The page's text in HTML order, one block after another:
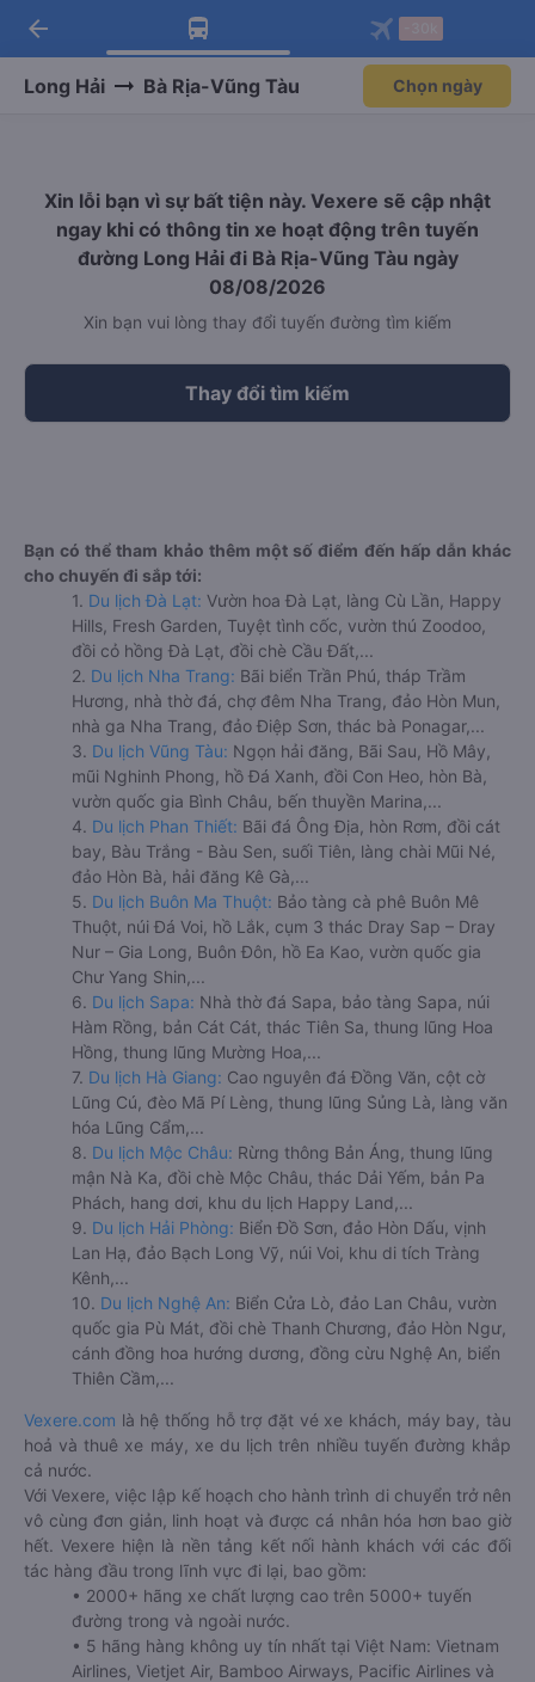
Tải app Vexere ngay!
Nhận ưu đãi thành viên độc
Mở app
Tải app Vexere
-30k/ghế khi đặt vé máy bay qua
Mở app
arrow_back
Long Hải Bà Rịa-Vũng Tàu Chọn ngày
Xin lỗi bạn vì sự bất tiện này. Vexere sẽ cập nhật
ngay khi có thông tin xe hoạt động trên tuyến
đường Long Hải đi Bà Rịa-Vũng Tàu ngày
08/08/2026
Xin bạn vui lòng thay đổi tuyến đường tìm kiếm
Thay đổi tìm kiếm
Bạn có thể tham khảo thêm một số điểm đến hấp dẫn khác
cho chuyến đi sắp tới:
1. Du lịch Đà Lạt: Vườn hoa Đà Lạt, làng Cù Lần, Happy
Hills, Fresh Garden, Tuyệt tình cốc, vườn thú Zoodoo,
đồi cỏ hồng Đà Lạt, đồi chè Cầu Đất,...
2. Du lịch Nha Trang: Bãi biển Trần Phú, tháp Trầm
Hương, nhà thờ đá, chợ đêm Nha Trang, đảo Hòn Mun,
nhà ga Nha Trang, đảo Điệp Sơn, thác bà Ponagar,...
3. Du lịch Vũng Tàu: Ngọn hải đăng, Bãi Sau, Hồ Mây,
mũi Nghinh Phong, hồ Đá Xanh, đồi Con Heo, hòn Bà,
vườn quốc gia Bình Châu, bến thuyền Marina,...
4. Du lịch Phan Thiết: Bãi đá Ông Địa, hòn Rơm, đồi cát
bay, Bàu Trắng - Bàu Sen, suối Tiên, làng chài Mũi Né,
đảo Hòn Bà, hải đăng Kê Gà,...
5. Du lịch Buôn Ma Thuột: Bảo tàng cà phê Buôn Mê
Thuột, núi Đá Voi, hồ Lắk, cụm 3 thác Dray Sap – Dray
Nur – Gia Long, Buôn Đôn, hồ Ea Kao, vườn quốc gia
Chư Yang Shin,...
6. Du lịch Sapa: Nhà thờ đá Sapa, bảo tàng Sapa, núi
Hàm Rồng, bản Cát Cát, thác Tiên Sa, thung lũng Hoa
Hồng, thung lũng Mường Hoa,...
7. Du lịch Hà Giang: Cao nguyên đá Đồng Văn, cột cờ
Lũng Cú, đèo Mã Pí Lèng, thung lũng Sủng Là, làng văn
hóa Lũng Cẩm,...
8. Du lịch Mộc Châu: Rừng thông Bản Áng, thung lũng
mận Nà Ka, đồi chè Mộc Châu, thác Dải Yếm, bản Pa
Phách, hang dơi, khu du lịch Happy Land,...
9. Du lịch Hải Phòng: Biển Đồ Sơn, đảo Hòn Dấu, vịnh
Lan Hạ, đảo Bạch Long Vỹ, núi Voi, khu di tích Tràng
Kênh,...
10. Du lịch Nghệ An: Biển Cửa Lò, đảo Lan Châu, vườn
quốc gia Pù Mát, đồi chè Thanh Chương, đảo Hòn Ngư,
cánh đồng hoa hướng dương, đồng cừu Nghệ An, biển
Thiên Cầm,...
Vexere.com là hệ thống hỗ trợ đặt vé xe khách, máy bay, tàu
hoả và thuê xe máy, xe du lịch trên nhiều tuyến đường khắp
cả nước.
Với Vexere, việc lập kế hoạch cho hành trình di chuyển trở nên
vô cùng đơn giản, linh hoạt và được cá nhân hóa hơn bao giờ
hết. Vexere hiện là nền tảng kết nối hành khách với các đối
tác hàng đầu trong lĩnh vực đi lại, bao gồm:
• 2000+ hãng xe chất lượng cao trên 5000+ tuyến
đường trong và ngoài nước.
• 5 hãng hàng không uy tín nhất tại Việt Nam: Vietnam
Airlines, Vietjet Air, Bamboo Airways, Pacific Airlines và